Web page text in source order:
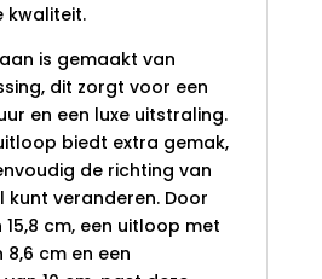
kwaliteit.
is gemaakt van
dit zorgt voor een
en een luxe uitstraling.
biedt extra gemak,
de richting van
veranderen. Door
cm, een uitloop met
cm en een